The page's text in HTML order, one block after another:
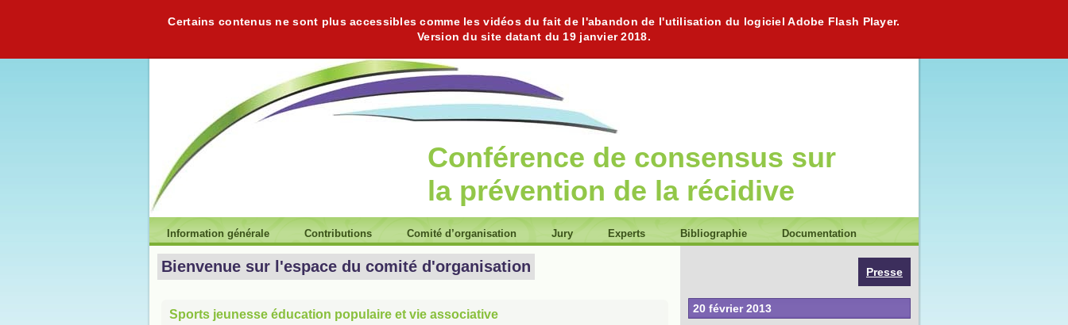
Certains contenus ne sont plus accessibles comme les vidéos du fait de l'abandon de l'utilisation du logiciel Adobe Flash Player.
Version du site datant du 19 janvier 2018.
Conférence de consensus sur
la prévention de la récidive
Information générale Contributions Comité d’organisation Jury Experts Bibliographie Documentation
Bienvenue sur l'espace du comité d'organisation
Sports jeunesse éducation populaire et vie associative
Presse
20 février 2013